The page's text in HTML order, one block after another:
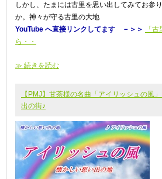
しかし、たまには古里を思い出してみてお参
か。神々が守る古里の大地
YouTube へ直接リンクしてます －＞＞
「
ら・・
≫ 続きを読む
【PMJ】甘茶様の名曲「アイリッシュの風
出の街♪